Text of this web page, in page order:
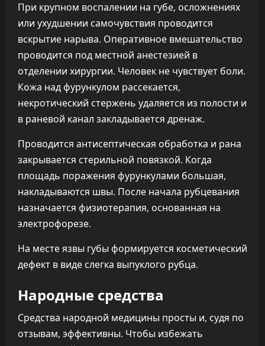
При крупном воспалении на губе, осложнениях
или ухудшении самочувствия проводится
вскрытие нарыва. Оперативное вмешательство
проводится под местной анестезией в
отделении хирургии. Человек не чувствует боли.
Кожа над фурункулом рассекается,
некротический стержень удаляется из полости и
в раневой канал закладывается дренаж.
Проводится антисептическая обработка и рана
закрывается стерильной повязкой. Когда
площадь поражения фурункулами большая,
накладываются швы. После начала рубцевания
назначается физиотерапия, основанная на
электрофорезе.
На месте язвы губы формируется косметический
дефект в виде слегка выпуклого рубца.
Народные средства
Средства народной медицины просты и, судя по
отзывам, эффективны. Чтобы избежать